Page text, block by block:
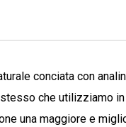
conciata con
che utilizziamo
una maggiore e